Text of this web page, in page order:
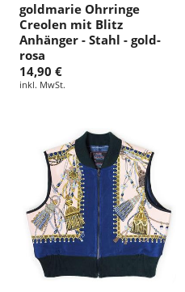
goldmarie Ohrringe
Creolen mit Blitz
Anhänger - Stahl - gold-
rosa
14,90 €
inkl. MwSt.